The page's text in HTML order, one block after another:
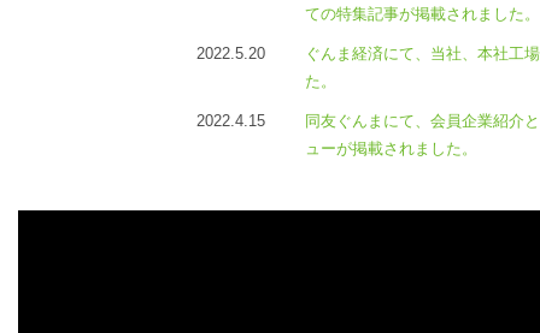
ての特集記事が掲載されました。
2022.5.20
ぐんま経済にて、当社、本社工
た。
2022.4.15
同友ぐんまにて、会員企業紹介
ューが掲載されました。